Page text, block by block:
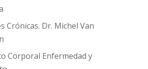
Crónicas. Dr. Michel Van
Corporal Enfermedad y